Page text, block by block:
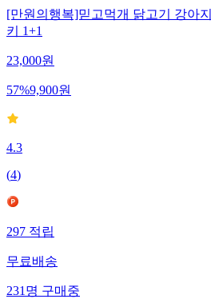
[만원의행복]믿고먹개 닭고기 강아
키 1+1
23,000원
57%9,900원
4.3
(4)
297 적립
무료배송
231 명 구매중